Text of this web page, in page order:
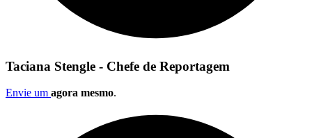
Taciana Stengle - Chefe de Reportagem
Envie um agora mesmo.